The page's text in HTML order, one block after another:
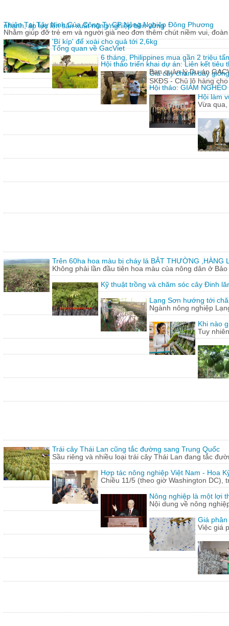
nhanh, áp lực lên sản xuất nông nghiệp bền vững
'Bí kíp' để xoài cho quả tới 2,6kg
6 tháng, Philippines mua gần 2 triệu
Giả cây chanh dây
SKĐS - Chủ lô hàng
Hội làm
Vừa qua,
Trên 60ha hoa màu bị cháy lá BÂT THƯỜNG
Không phải lần đầu tiên hoa màu của nông dân ở
Kỹ thuật trồng và chăm sóc cây Đinh
Lạng Sơn hướng tới
Ngành nông nghiệp
Khi nào
Tuy
Trái cây Thái Lan cũng tắc đường sang Trung Quốc
Sầu riêng và nhiều loại trái cây Thái Lan đang tắc
Hợp tác nông nghiệp Việt Nam - Hoa
Chiều 11/5 (theo giờ Washington DC),
Nông nghiệp là một lợi
Nội dung về nông
Giá
Việc giá
Thiện Tại Tây Ninh Của Công Ty CP Nông Nghiệp Đông Phương
Nhằm giúp đỡ trẻ em và người già neo đơn thêm chút niềm vui,
Tổng quan về GacViet
Hội thảo triển khai dự án: Liên kết tiêu
Ban quản lý Dự án
Hội thảo: GIẢM